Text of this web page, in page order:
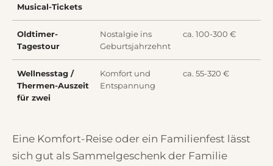
Musical-Tickets
Oldtimer-
Tagestour
Nostalgie ins
Geburtsjahrzehnt
ca. 100-300 €
Wellnesstag /
Thermen-Auszeit
für zwei
Komfort und
Entspannung
ca. 55-320 €
Eine Komfort-Reise oder ein Familienfest lässt
sich gut als Sammelgeschenk der Familie